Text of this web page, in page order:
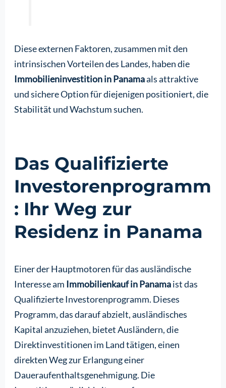
Diese externen Faktoren, zusammen mit den
intrinsischen Vorteilen des Landes, haben die
Immobilieninvestition in Panamaals attraktive
und sichere Option für diejenigen positioniert, die
Stabilität und Wachstum suchen.
Das Qualifizierte
Investorenprogramm
: Ihr Weg zur
Residenz in Panama
Einer der Hauptmotoren für das ausländische
Interesse am Immobilienkauf in Panamaist das
Qualifizierte Investorenprogramm. Dieses
Programm, das darauf abzielt, ausländisches
Kapital anzuziehen, bietet Ausländern, die
Direktinvestitionen im Land tätigen, einen
direkten Weg zur Erlangung einer
Daueraufenthaltsgenehmigung. Die